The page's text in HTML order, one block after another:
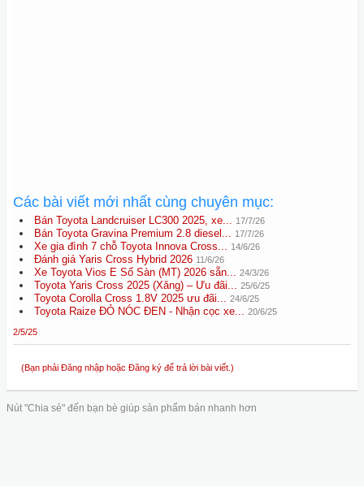
Các bài viết mới nhất cùng chuyên mục:
Bán Toyota Landcruiser LC300 2025, xe... 17/7/26
Bán Toyota Gravina Premium 2.8 diesel... 17/7/26
Xe gia đình 7 chỗ Toyota Innova Cross... 14/6/26
Đánh giá Yaris Cross Hybrid 2026 11/6/26
Xe Toyota Vios E Số Sàn (MT) 2026 sẵn... 24/3/26
Toyota Yaris Cross 2025 (Xăng) – Ưu đãi... 25/6/25
Toyota Corolla Cross 1.8V 2025 ưu đãi... 24/6/25
Toyota Raize ĐỎ NÓC ĐEN - Nhận cọc xe... 20/6/25
2/5/25
(Bạn phải Đăng nhập hoặc Đăng ký để trả lời bài viết.)
Nút "Chia sẻ" đến bạn bè giúp sản phẩm bán nhanh hơn